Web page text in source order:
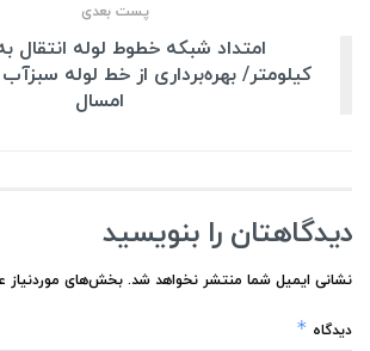
پست بعدی
کیلومتر/ بهره‌برداری از خط لوله سبزآب
امسال
دیدگاهتان را بنویسید
نشانی ایمیل شما منتشر نخواهد شد. بخش‌های موردنیاز
دیدگاه *